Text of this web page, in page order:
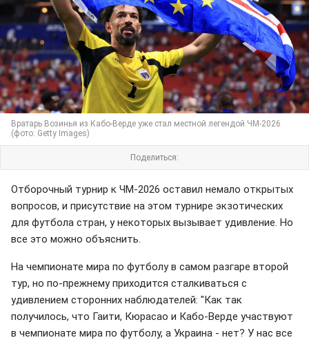
Вратарь Возинья из Кабо-Верде уже стал местной легендой ЧМ-2026
(фото: Getty Images)
Поделиться:
Отборочный турнир к ЧМ-2026 оставил немало открытых
вопросов, и присутствие на этом турнире экзотических
для футбола стран, у некоторых вызывает удивление. Но
все это можно объяснить.
На чемпионате мира по футболу в самом разгаре второй
тур, но по-прежнему приходится сталкиваться с
удивлением сторонних наблюдателей: "Как так
получилось, что Гаити, Кюрасао и Кабо-Верде участвуют
в чемпионате мира по футболу, а Украина - нет? У нас все